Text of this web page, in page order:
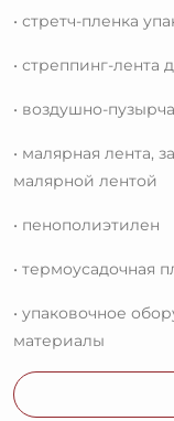
• стретч-пленка
• стреппинг-
• воздушно-
• малярная лента,
малярной лентой
• пенополиэтилен
• термоусадочная
• упаковочное
материалы